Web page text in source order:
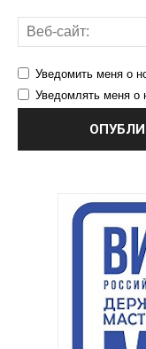
Уведомить меня о
Уведомлять меня о